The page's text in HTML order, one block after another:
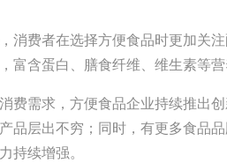
消费者在选择方便食品时更加关
含蛋白、膳食纤维、维生素等营
费需求，方便食品企业持续推出
品层出不穷；同时，有更多食品
持续增强。